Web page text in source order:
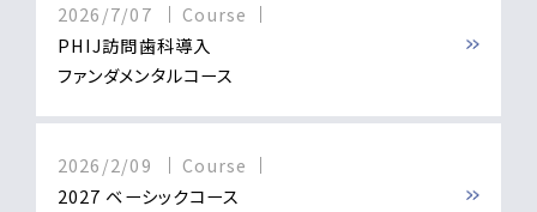
2026/7/07
Course
PHIJ訪問歯科導入
ファンダメンタルコース
2026/2/09
Course
2027 ベーシックコース